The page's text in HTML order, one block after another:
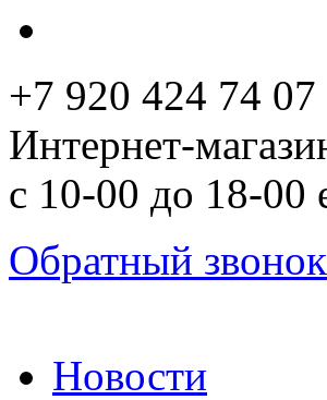
+7 920 424 74 07
Интернет-
с 10-00 до 18-00
Обратный звонок
Новости